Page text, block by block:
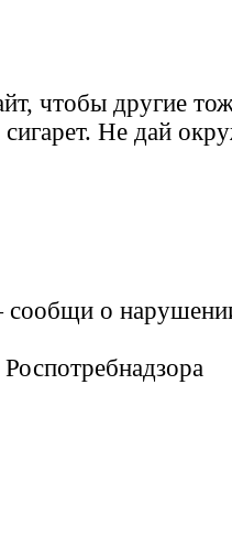
чтобы другие
сигарет. Не дай
о